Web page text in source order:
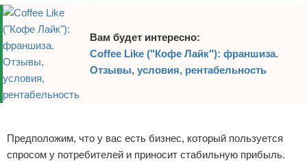
Вам будет интересно:
Coffee Like ("Кофе Лайк"): франшиза.
Отзывы, условия, рентабельность
Предположим, что у вас есть бизнес, который пользуется
спросом у потребителей и приносит стабильную прибыль.